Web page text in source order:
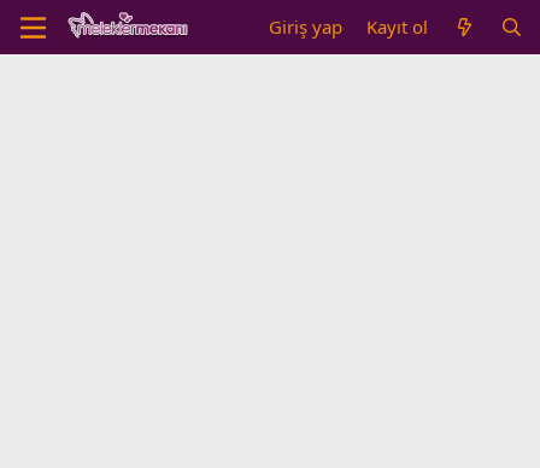
Giriş yap Kayıt ol